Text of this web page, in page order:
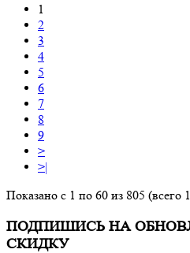
1
2
3
4
5
6
7
8
9
>
>|
Показано с 1 по 60 из 805 (всего
ПОДПИШИСЬ НА
СКИДКУ